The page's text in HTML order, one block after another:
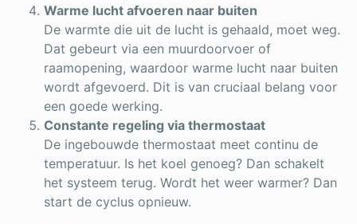
Warme lucht afvoeren naar buiten
De warmte die uit de lucht is gehaald, moet weg.
Dat gebeurt via een muurdoorvoer of
raamopening, waardoor warme lucht naar buiten
wordt afgevoerd. Dit is van cruciaal belang voor
een goede werking.
Constante regeling via thermostaat
De ingebouwde thermostaat meet continu de
temperatuur. Is het koel genoeg? Dan schakelt
het systeem terug. Wordt het weer warmer? Dan
start de cyclus opnieuw.